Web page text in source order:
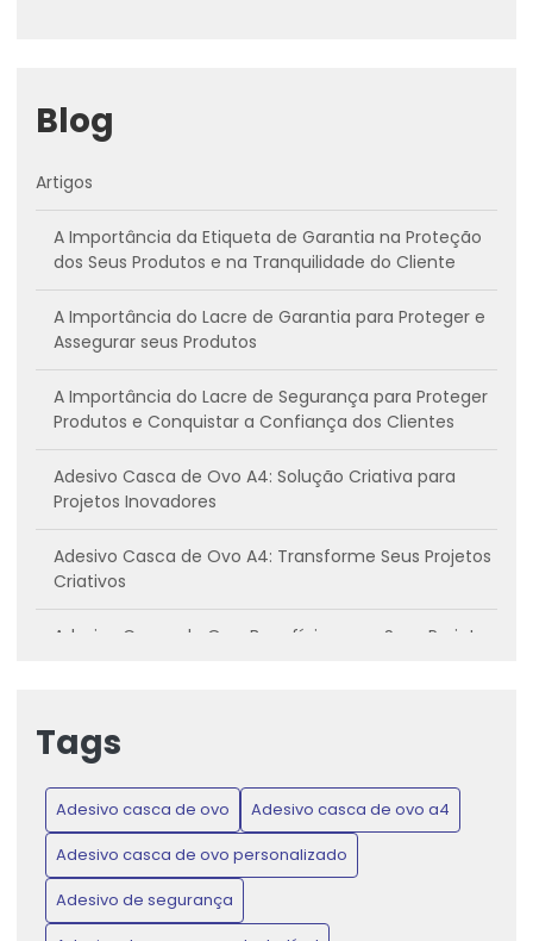
Blog
Artigos
A Importância da Etiqueta de Garantia na Proteção
dos Seus Produtos e na Tranquilidade do Cliente
A Importância do Lacre de Garantia para Proteger e
Assegurar seus Produtos
A Importância do Lacre de Segurança para Proteger
Produtos e Conquistar a Confiança dos Clientes
Adesivo Casca de Ovo A4: Solução Criativa para
Projetos Inovadores
Adesivo Casca de Ovo A4: Transforme Seus Projetos
Criativos
Adesivo Casca de Ovo: Benefícios para Seus Projetos
como utilizar
Adesivo Casca de Ovo: Inovação para Projetos
Criativos e Práticos
Adesivo Casca de Ovo: Proteja Produtos e Ganhe
Confiança do Consumidor
Tags
Adesivo casca de ovo
Adesivo casca de ovo a4
Adesivo casca de ovo personalizado
Adesivo de segurança